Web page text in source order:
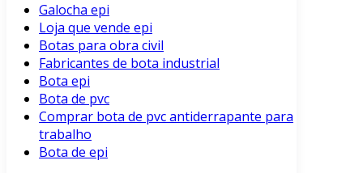
Galocha epi
Loja que vende epi
Botas para obra civil
Fabricantes de bota industrial
Bota epi
Bota de pvc
Comprar bota de pvc antiderrapante para
trabalho
Bota de epi